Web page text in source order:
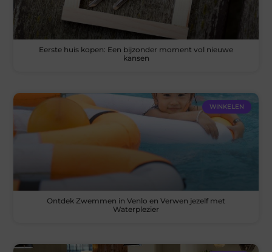
Eerste huis kopen: Een bijzonder moment vol nieuwe
kansen
WINKELEN
Ontdek Zwemmen in Venlo en Verwen jezelf met
Waterplezier